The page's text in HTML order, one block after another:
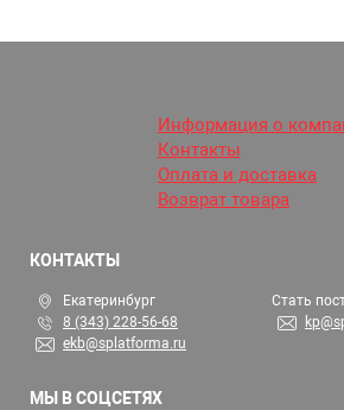
Информация о
Контакты
Оплата и доставка
Возврат товара
КОНТАКТЫ
Екатеринбург
8 (343) 228-56-68
ekb@splatforma.ru
Стать
МЫ В СОЦСЕТЯХ